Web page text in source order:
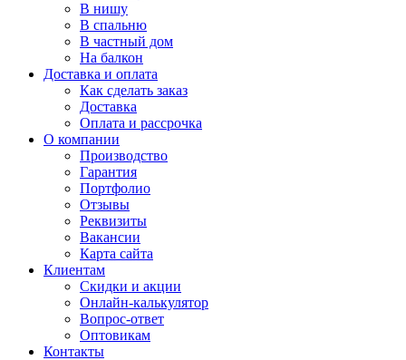
В нишу
В спальню
В частный дом
На балкон
Доставка и оплата
Как сделать заказ
Доставка
Оплата и рассрочка
О компании
Производство
Гарантия
Портфолио
Отзывы
Реквизиты
Вакансии
Карта сайта
Клиентам
Скидки и акции
Онлайн-калькулятор
Вопрос-ответ
Оптовикам
Контакты